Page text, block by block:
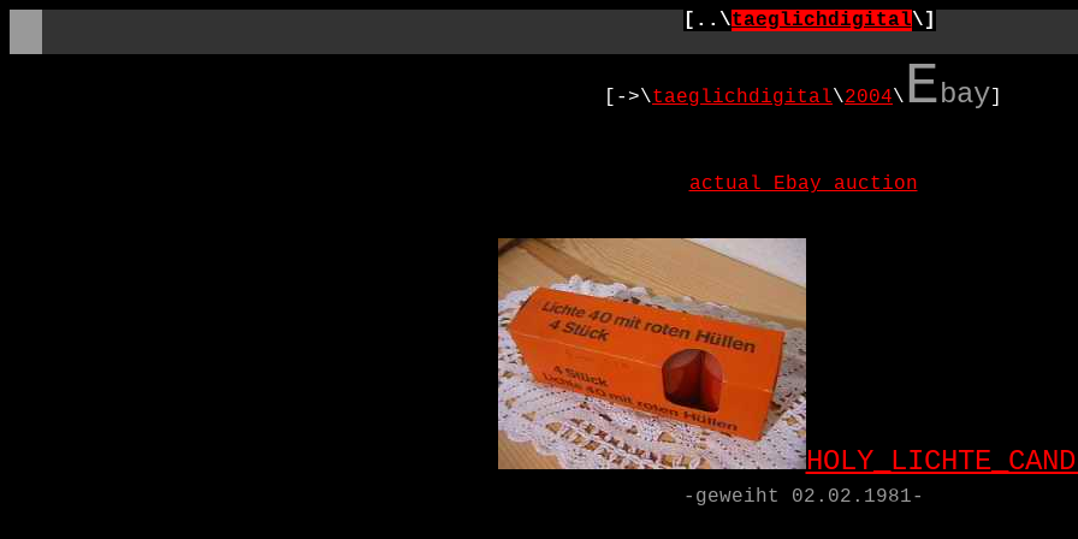
[..\taeglichdigital\]
[->\taeglichdigital\2004\ Ebay]
actual Ebay_auction
-geweiht 02.02.1981-